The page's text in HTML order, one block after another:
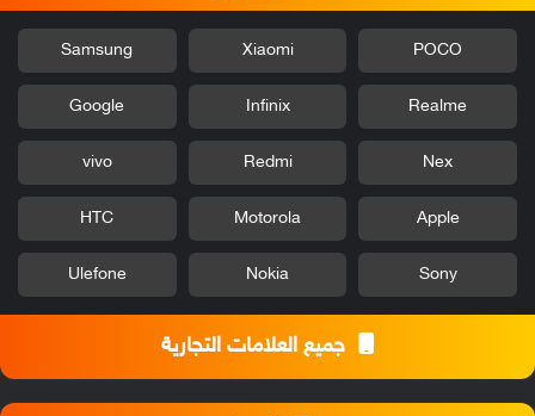
POCO
Xiaomi
Samsung
Realme
Infinix
Google
Nex
Redmi
vivo
Apple
Motorola
HTC
Sony
Nokia
Ulefone
جميع العلامات التجارية